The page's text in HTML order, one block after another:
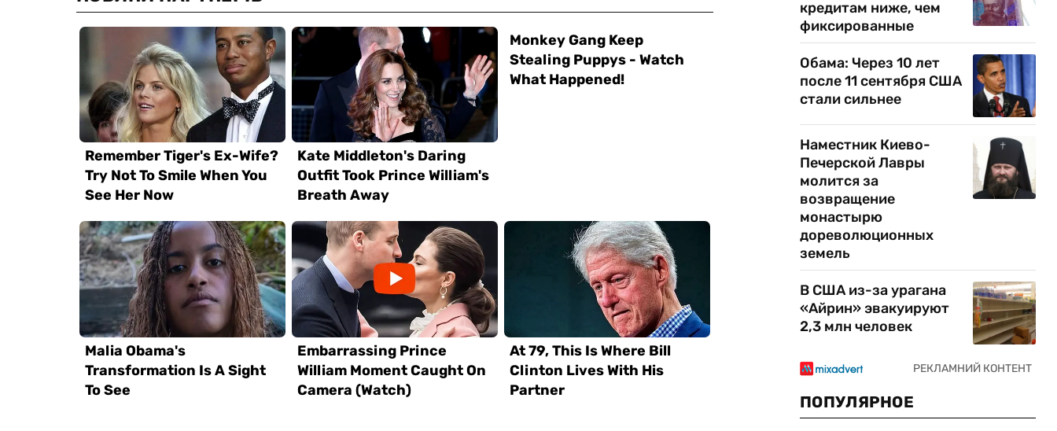
кредитам ниже, чем
фиксированные
Обама: Через 10 лет
после 11 сентября США
стали сильнее
Наместник Киево-
Печерской Лавры
молится за
возвращение
монастырю
дореволюционных
земель
В США из-за урагана
«Айрин» эвакуируют
2,3 млн человек
ПОПУЛЯРНОЕ